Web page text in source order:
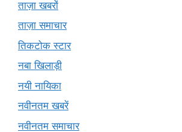
ताज़ा खबरों
ताज़ा समाचार
तिकटोक स्टार
नबा खिलाड़ी
नयी नायिका
नवीनतम खबरें
नवीनतम समाचार